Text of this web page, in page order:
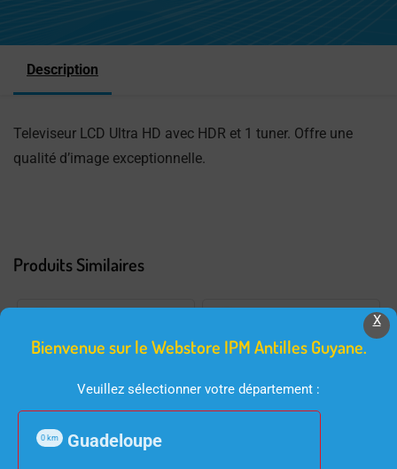
Description
Televiseur LCD Ultra HD avec HDR et 1 tuner. Offre une
qualité d’image exceptionnelle.
Produits Similaires
X
Bienvenue sur le Webstore IPM Antilles Guyane.
Veuillez sélectionner votre département :
Guadeloupe
0 km